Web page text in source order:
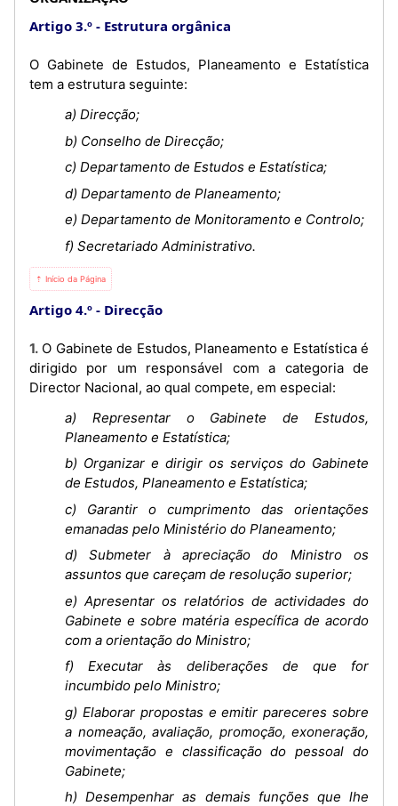
Artigo 3.º
Estrutura orgânica
O Gabinete de Estudos, Planeamento e Estatística
tem a estrutura seguinte:
a) Direcção;
b) Conselho de Direcção;
c) Departamento de Estudos e Estatística;
d) Departamento de Planeamento;
e) Departamento de Monitoramento e Controlo;
f) Secretariado Administrativo.
⇡ Início da Página
Artigo 4.º Direcção
1. O Gabinete de Estudos, Planeamento e Estatística é
dirigido por um responsável com a categoria de
Director Nacional, ao qual compete, em especial:
a) Representar o Gabinete de Estudos,
Planeamento e Estatística;
b) Organizar e dirigir os serviços do Gabinete
de Estudos, Planeamento e Estatística;
c) Garantir o cumprimento das orientações
emanadas pelo Ministério do Planeamento;
d) Submeter à apreciação do Ministro os
assuntos que careçam de resolução superior;
e) Apresentar os relatórios de actividades do
Gabinete e sobre matéria específica de acordo
com a orientação do Ministro;
f) Executar às deliberações de que for
incumbido pelo Ministro;
g) Elaborar propostas e emitir pareceres sobre
a nomeação, avaliação, promoção, exoneração,
movimentação e classificação do pessoal do
Gabinete;
h) Desempenhar as demais funções que lhe